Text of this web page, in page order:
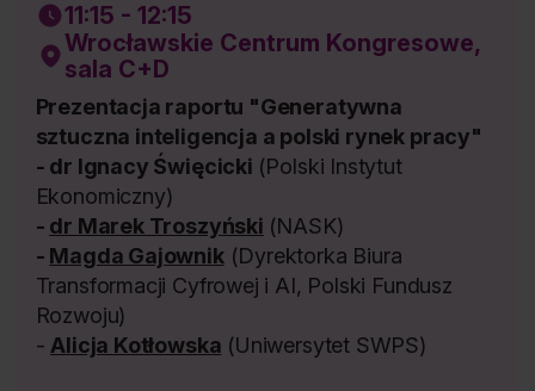
11:15 - 12:15
Wrocławskie Centrum Kongresowe,
sala C+D
Prezentacja raportu "Generatywna
sztuczna inteligencja a polski rynek pracy"
- dr Ignacy Święcicki (Polski Instytut
Ekonomiczny)
- dr Marek Troszyński (NASK)
- Magda Gajownik(Dyrektorka Biura
Transformacji Cyfrowej i AI, Polski Fundusz
Rozwoju)
- Alicja Kotłowska (Uniwersytet SWPS)